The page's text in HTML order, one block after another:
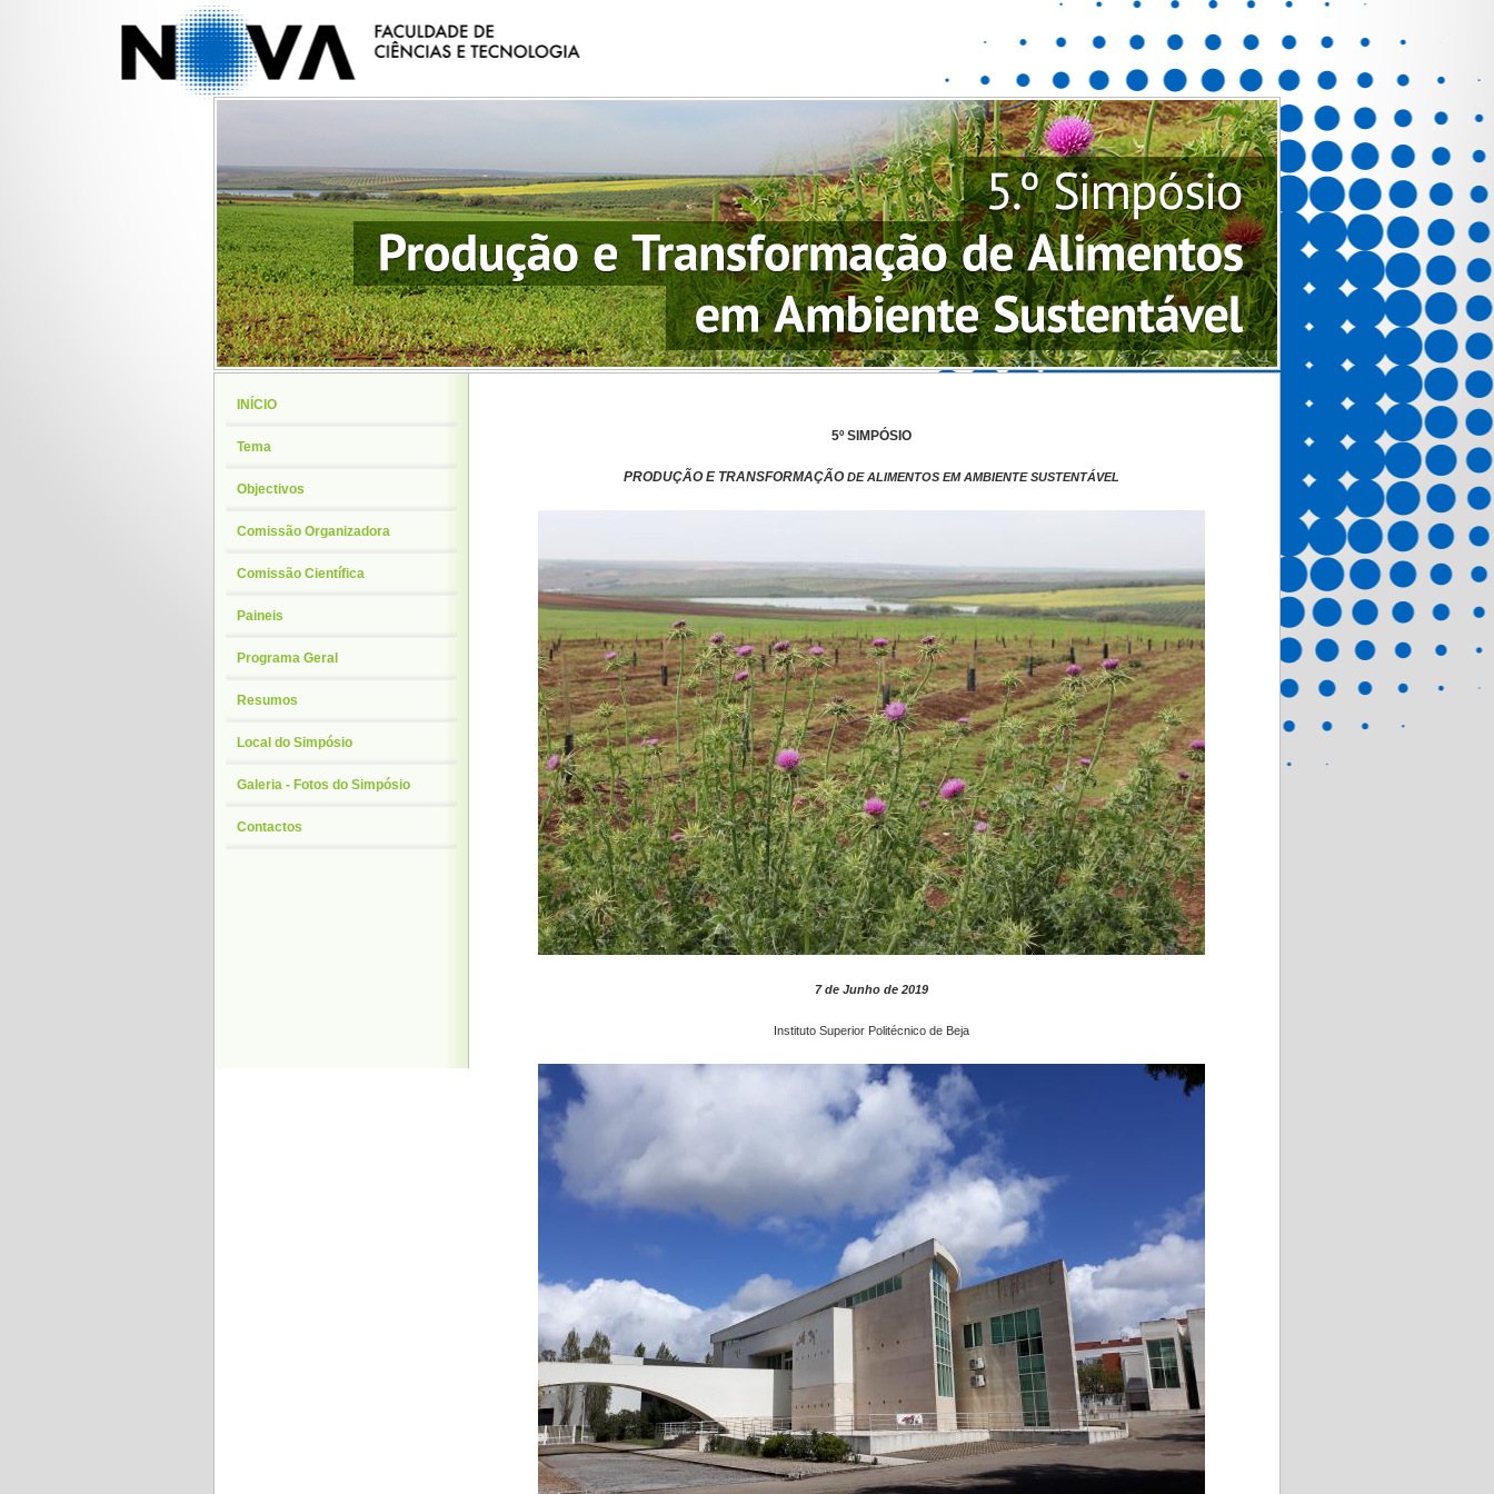
5º SIMPÓSIO
PRODUÇÃO E TRANSFORMAÇÃO DE ALIMENTOS EM AMBIENTE SUSTENTÁVEL
7 de Junho de 2019
Instituto Superior Politécnico de Beja
INÍCIO
Tema
Objectivos
Comissão Organizadora
Comissão Científica
Paineis
Programa Geral
Resumos
Local do Simpósio
Galeria - Fotos do Simpósio
Contactos